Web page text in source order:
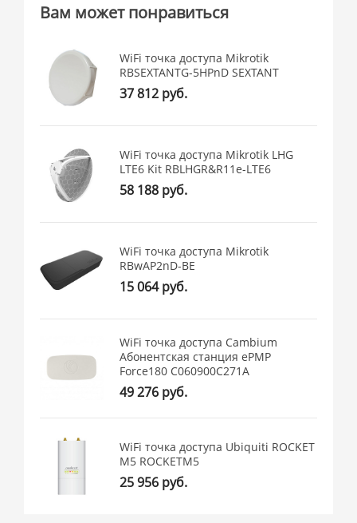
Вам может понравиться
WiFi точка доступа Mikrotik
RBSEXTANTG-5HPnD SEXTANT
37 812 руб.
WiFi точка доступа Mikrotik LHG
LTE6 Kit RBLHGR&R11e-LTE6
58 188 руб.
WiFi точка доступа Mikrotik
RBwAP2nD-BE
15 064 руб.
WiFi точка доступа Cambium
Абонентская станция ePMP
Force180 C060900C271A
49 276 руб.
WiFi точка доступа Ubiquiti ROCKET
M5 ROCKETM5
25 956 руб.